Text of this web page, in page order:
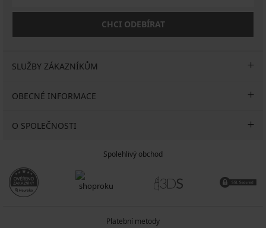
CHCI ODEBÍRAT
SLUŽBY ZÁKAZNÍKŮM
OBECNÉ INFORMACE
O SPOLEČNOSTI
Spolehlivý obchod
Platební metody